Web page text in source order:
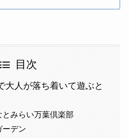
目次
大人が落ち着いて遊ぶと
みらい万葉倶楽部
デン